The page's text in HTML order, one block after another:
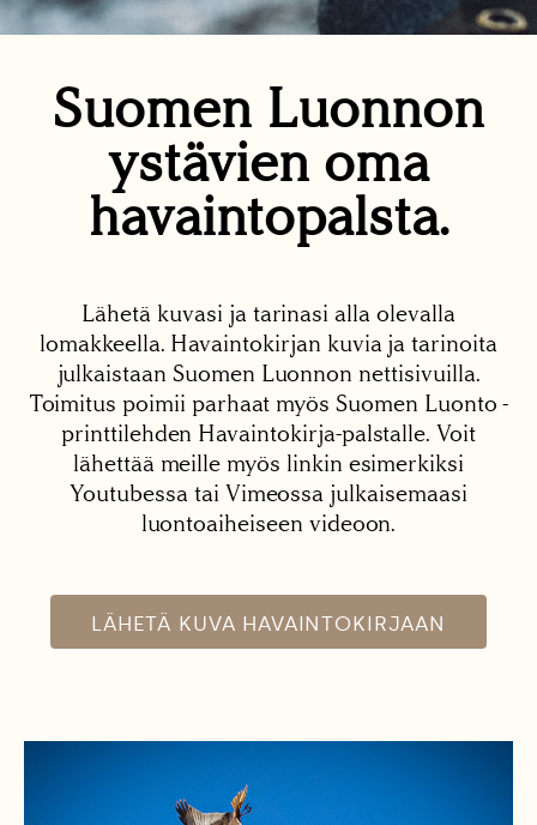
Suomen Luonnon
ystävien oma
havaintopalsta.
Lähetä kuvasi ja tarinasi alla olevalla
lomakkeella. Havaintokirjan kuvia ja tarinoita
julkaistaan Suomen Luonnon nettisivuilla.
Toimitus poimii parhaat myös Suomen Luonto -
printtilehden Havaintokirja-palstalle. Voit
lähettää meille myös linkin esimerkiksi
Youtubessa tai Vimeossa julkaisemaasi
luontoaiheiseen videoon.
LÄHETÄ KUVA HAVAINTOKIRJAAN